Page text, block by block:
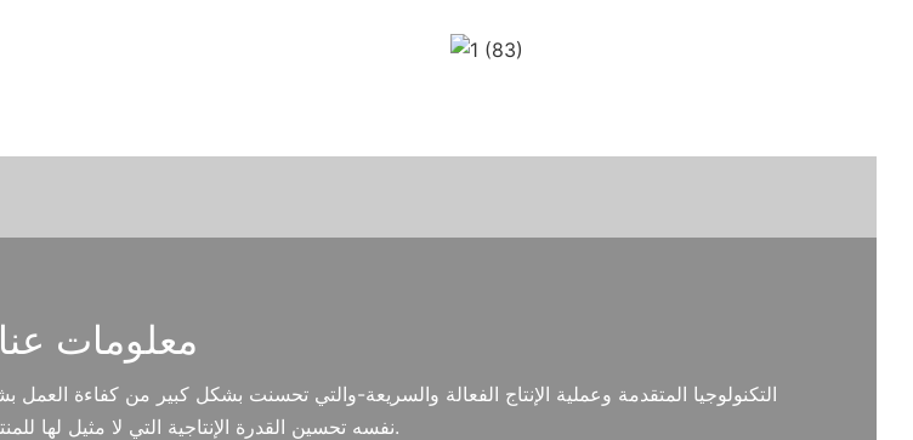
معلومات عنا
نفسه تحسين القدرة الإنتاجية التي لا مثيل لها للمنتجات الخاصة غير القياسية.